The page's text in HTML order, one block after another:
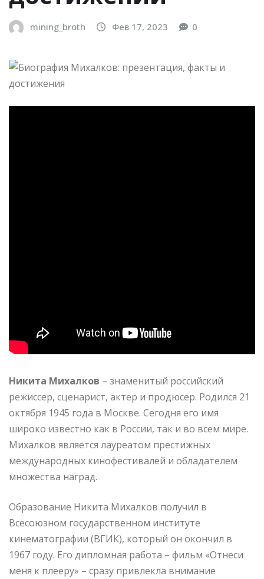
mining_broth Фев 17, 2023 0
Никита Михалков – знаменитый российский
режиссер, сценарист, актер и продюсер. Родился 21
октября 1945 года в Москве. Сегодня его имя
широко известно как в России, так и во всем мире.
Михалков является лауреатом престижных
международных кинофестивалей и обладателем
множества наград.
Образование Никита Михалков получил в
Всесоюзном государственном институте
кинематографии (ВГИК), который он окончил в
1967 году. Его дипломная работа – фильм «Отнеси
меня к плееру» – сразу привлекла внимание